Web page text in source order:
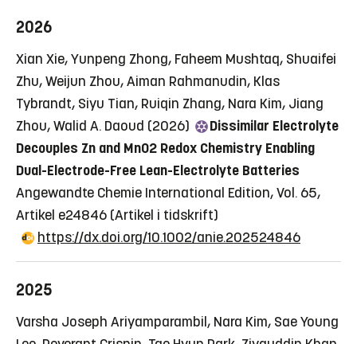
2026
Xian Xie, Yunpeng Zhong, Faheem Mushtaq, Shuaifei
Zhu, Weijun Zhou, Aiman Rahmanudin, Klas
Tybrandt, Siyu Tian, Ruiqin Zhang, Nara Kim, Jiang
Zhou, Walid A. Daoud (2026)
Dissimilar Electrolyte
Decouples Zn and MnO2 Redox Chemistry Enabling
Dual-Electrode-Free Lean-Electrolyte Batteries
Angewandte Chemie International Edition, Vol. 65,
Artikel e24846 (Artikel i tidskrift)
https://dx.doi.org/10.1002/anie.202524846
2025
Varsha Joseph Ariyamparambil, Nara Kim, Sae Young